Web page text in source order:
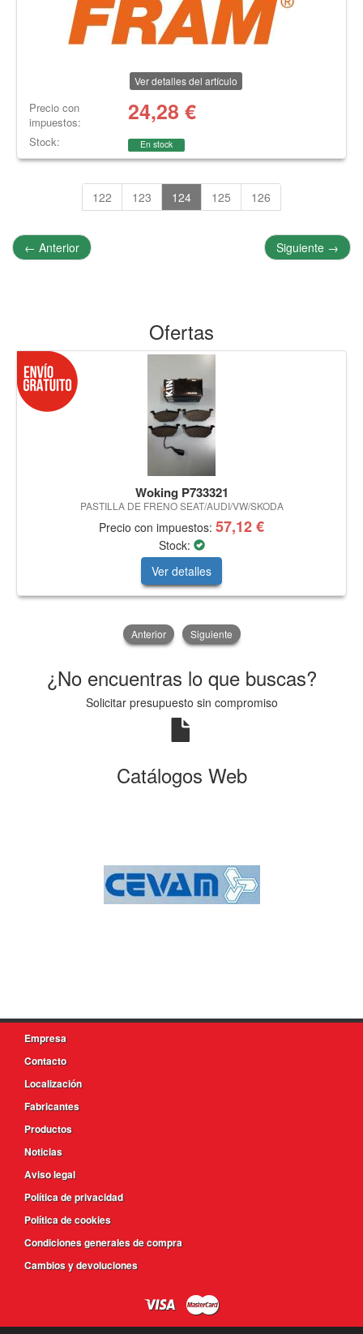
Ver detalles del artículo
Precio con
impuestos:
24,28 €
Stock: En stock
122 123 124 125 126
← Anterior Siguiente →
Ofertas
Woking P733321
PASTILLA DE FRENO SEAT/AUDI/VW/SKODA
Precio con impuestos: 57,12 €
Stock:
Ver detalles
Anterior Siguiente
¿No encuentras lo que buscas?
Solicitar presupuesto sin compromiso
Catálogos Web
Empresa
Contacto
Localización
Fabricantes
Productos
Noticias
Aviso legal
Política de privacidad
Política de cookies
Condiciones generales de compra
Cambios y devoluciones